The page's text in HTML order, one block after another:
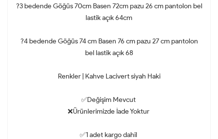
?3 bedende Göğüs 70cm Basen 72cm pazu 26 cm pantolon bel
lastik açık 64cm
?4 bedende Göğüs 74 cm Basen 76 cm pazu 27 cm pantolon
bel lastik açık 68
Renkler | Kahve Lacivert siyah Haki
✅Değişim Mevcut
❌Ürünlerimizde İade Yoktur
✅1 adet kargo dahil